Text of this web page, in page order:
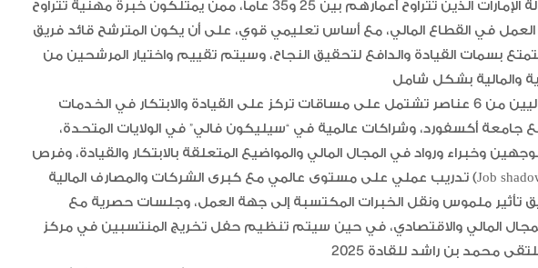
يستهدف البرنامج مواطني دولة الإمارات الذين تتراوح أعمارهم بين 25 و35 عاماً، ممن يمتلكون خبرة مهنية تتراوح
ذلك العمل في القطاع المالي، مع أساس تعليمي قوي، على أن يكون المترشح قائد فريق
بسمات القيادة والدافع لتحقيق النجاح، وسيتم تقييم واختيار المرشحين من
ويتألّف برنامج دبي للخبراء الماليين من 6 عناصر تشتمل على مساقات تركز على القيادة والابتكار في الخدمات
مع جامعة أكسفورد، وشراكات عالمية في “سيليكون فالي” في الولايات المتحدة،
وخبراء ورواد في المجال المالي والمواضيع المتعلقة بالابتكار والقيادة، وفرص
تدريب عملي على مستوى عالمي مع كبرى الشركات والمصارف المالية (Job shadowing)، إضافة إلى مشروع تخرّج
ملموس ونقل الخبرات المكتسبة إلى جهة العمل، وجلسات حصرية مع
المالي والاقتصادي، في حين سيتم تنظيم حفل تخريج المنتسبين في مركز